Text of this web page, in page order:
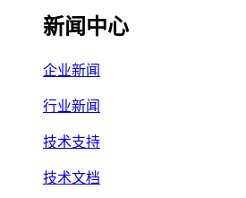
新闻中心
企业新闻
行业新闻
技术支持
技术文档